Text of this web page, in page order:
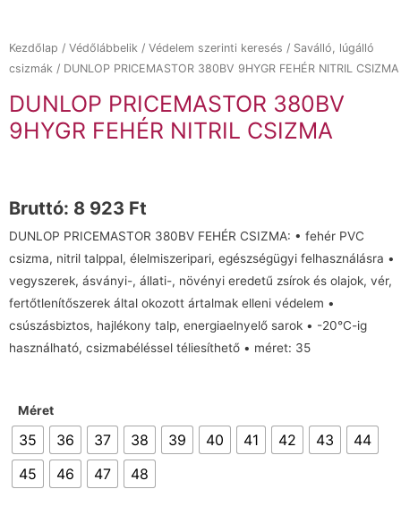
Kezdőlap / Védőlábbelik / Védelem szerinti keresés / Saválló, lúgálló
csizmák / DUNLOP PRICEMASTOR 380BV 9HYGR FEHÉR NITRIL CSIZMA
DUNLOP PRICEMASTOR 380BV
9HYGR FEHÉR NITRIL CSIZMA
Bruttó: 8 923 Ft
DUNLOP PRICEMASTOR 380BV FEHÉR CSIZMA: • fehér PVC
csizma, nitril talppal, élelmiszeripari, egészségügyi felhasználásra •
vegyszerek, ásványi-, állati-, növényi eredetű zsírok és olajok, vér,
fertőtlenítőszerek által okozott ártalmak elleni védelem •
csúszásbiztos, hajlékony talp, energiaelnyelő sarok • -20°C-ig
használható, csizmabéléssel téliesíthető • méret: 35
Méret
35 36 37 38 39 40 41 42 43
44
45
46 47 48